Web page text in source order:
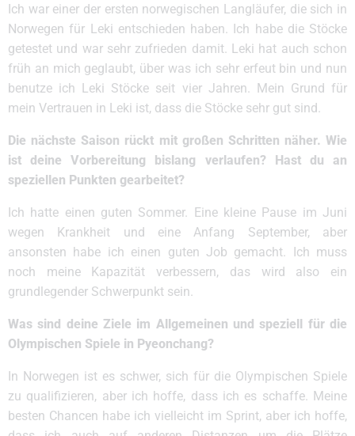
Ich war einer der ersten norwegischen Langläufer, die sich in
Norwegen für Leki entschieden haben. Ich habe die Stöcke
getestet und war sehr zufrieden damit. Leki hat auch schon
früh an mich geglaubt, über was ich sehr erfeut bin und nun
benutze ich Leki Stöcke seit vier Jahren. Mein Grund für
mein Vertrauen in Leki ist, dass die Stöcke sehr gut sind.
Die nächste Saison rückt mit großen Schritten näher. Wie
ist deine Vorbereitung bislang verlaufen? Hast du an
speziellen Punkten gearbeitet?
Ich hatte einen guten Sommer. Eine kleine Pause im Juni
wegen Krankheit und eine Anfang September, aber
ansonsten habe ich einen guten Job gemacht. Ich muss
noch meine Kapazität verbessern, das wird also ein
grundlegender Schwerpunkt sein.
Was sind deine Ziele im Allgemeinen und speziell für die
Olympischen Spiele in Pyeonchang?
In Norwegen ist es schwer, sich für die Olympischen Spiele
zu qualifizieren, aber ich hoffe, dass ich es schaffe. Meine
besten Chancen habe ich vielleicht im Sprint, aber ich hoffe,